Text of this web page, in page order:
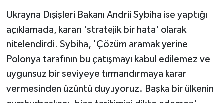
Ukrayna Dışişleri Bakanı Andrii Sybiha ise yaptığı
açıklamada, kararı 'stratejik bir hata' olarak
nitelendirdi. Sybiha, 'Çözüm aramak yerine
Polonya tarafının bu çatışmayı kabul edilemez ve
uygunsuz bir seviyeye tırmandırmaya karar
vermesinden üzüntü duyuyoruz. Başka bir ülkenin